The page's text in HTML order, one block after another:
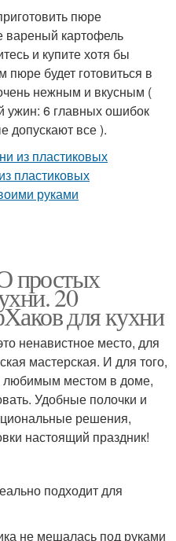
пюре
вареный картофель
и купите хотя бы
будет готовиться в
нежным и вкусным (
ужин: 6 главных ошибок
допускают все ).
20
для кухни
ненавистное место, для
мастерская. И для того,
любимым местом в доме,
Удобные полочки и
решения,
настоящий праздник!
подходит для
не мешалась под руками